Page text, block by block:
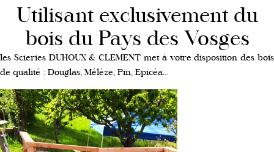
Utilisant exclusivement du
bois du Pays des Vosges
les Scieries DUHOUX & CLEMENT met à votre disposition des bois
de qualité : Douglas, Mélèze, Pin, Epicéa...